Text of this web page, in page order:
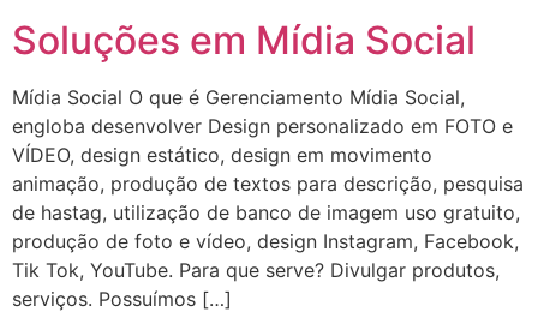
Soluções em Mídia Social
Mídia Social O que é Gerenciamento Mídia Social,
engloba desenvolver Design personalizado em FOTO e
VÍDEO, design estático, design em movimento
animação, produção de textos para descrição, pesquisa
de hastag, utilização de banco de imagem uso gratuito,
produção de foto e vídeo, design Instagram, Facebook,
Tik Tok, YouTube. Para que serve? Divulgar produtos,
serviços. Possuímos […]